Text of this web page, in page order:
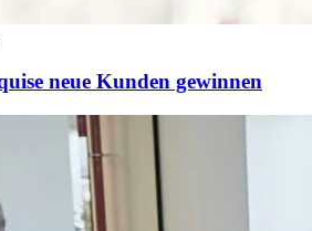
neue Kunden gewinnen